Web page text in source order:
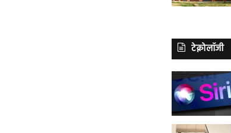
टेक्नोलॉजी